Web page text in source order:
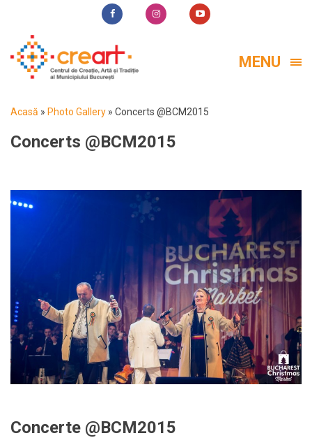
MENU
Acasă » Photo Gallery » Concerts @BCM2015
Concerts @BCM2015
Concerte @BCM2015